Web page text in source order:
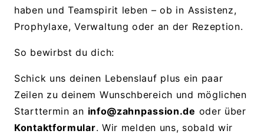
haben und Teamspirit leben – ob in Assistenz,
Prophylaxe, Verwaltung oder an der Rezeption.
So bewirbst du dich:
Schick uns deinen Lebenslauf plus ein paar
Zeilen zu deinem Wunschbereich und möglichen
Starttermin an info@zahnpassion.de oder über
Kontaktformular. Wir melden uns, sobald wir